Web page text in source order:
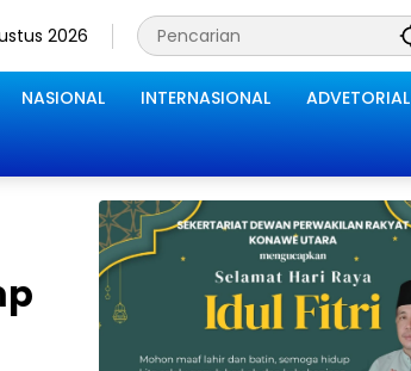
2026
NASIONAL INTERNASIONAL ADVETORIAL